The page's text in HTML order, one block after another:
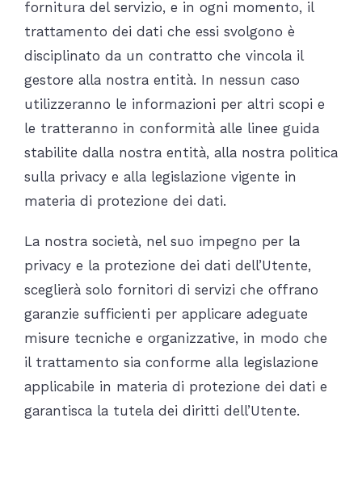
fornitura del servizio, e in ogni momento, il
trattamento dei dati che essi svolgono è
disciplinato da un contratto che vincola il
gestore alla nostra entità. In nessun caso
utilizzeranno le informazioni per altri scopi e
le tratteranno in conformità alle linee guida
stabilite dalla nostra entità, alla nostra politica
sulla privacy e alla legislazione vigente in
materia di protezione dei dati.
La nostra società, nel suo impegno per la
privacy e la protezione dei dati dell’Utente,
sceglierà solo fornitori di servizi che offrano
garanzie sufficienti per applicare adeguate
misure tecniche e organizzative, in modo che
il trattamento sia conforme alla legislazione
applicabile in materia di protezione dei dati e
garantisca la tutela dei diritti dell’Utente.